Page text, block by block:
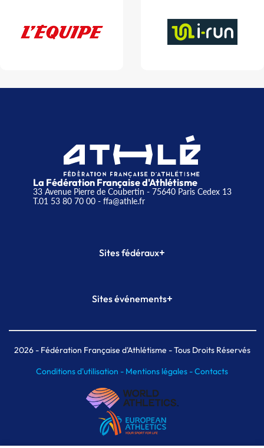
La Fédération Française d'Athlétisme
33 Avenue Pierre de Coubertin - 75640 Paris Cedex 13
T.01 53 80 70 00- ffa@athle.fr
Sites fédéraux+
Plateforme Formation
Sites événements+
Meeting de Paris indoor
MAIF Ekiden de Paris
2026- Fédération Française d'Athlétisme - Tous Droits Réservés
Conditions d'utilisation - Mentions légales -Contacts